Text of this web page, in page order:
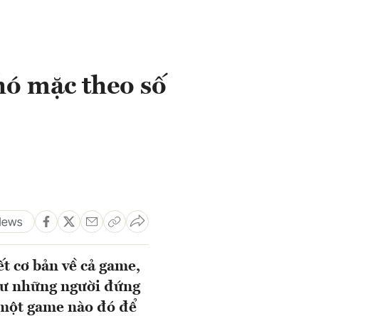
mặc theo số
cơ bản về cả game,
những người đứng
game nào đó để